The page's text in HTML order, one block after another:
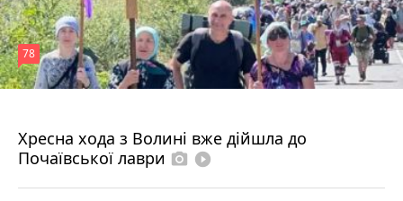
Хресна хода з Волині вже дійшла до
Почаївської лаври photo_camera play_circle_filled
78